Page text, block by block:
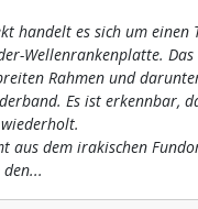
handelt es sich um einen
Wellenrankenplatte.
Rahmen und
Es ist erkennbar,
aus dem irakischen